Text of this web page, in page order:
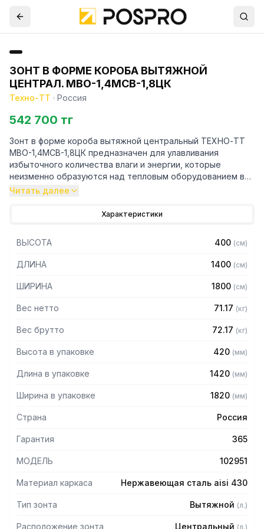
ЗОНТ В ФОРМЕ КОРОБА ВЫТЯЖНОЙ
ЦЕНТРАЛ. МВО-1,4МСВ-1,8ЦК
Техно-ТТ · Россия
542 700 тг
Зонт в форме короба вытяжной центральный ТЕХНО-ТТ
МВО-1,4МСВ-1,8ЦК предназначен для улавливания
избыточного количества влаги и энергии, которые
неизменно образуются над тепловым оборудованием в
процессе готовки.
Кроме того, зонт втягивает в себя продукты сгорания и
оборудование формирует микроклимат в помещении и
защищает сотрудников горячего цеха.
Особенности:
— Вытяжной центральный в форме короба
— Материал: нержавеющая сталь AISI 430 толщиной
— С лабиринтными фильтрами (жироуловителями)
Читать далее
Характеристики
ВЫСОТА 400 (см)
ДЛИНА 1400 (см)
ШИРИНА 1800 (см)
Вес нетто 71.17 (кг)
Вес брутто 72.17 (кг)
Высота в упаковке 420 (мм)
Длина в упаковке 1420 (мм)
Ширина в упаковке 1820 (мм)
Страна Россия
Гарантия 365
МОДЕЛЬ 102951
Материал каркаса Нержавеющая сталь aisi 430
Тип зонта Вытяжной (л.)
Расположение зонта Центральный (л.)